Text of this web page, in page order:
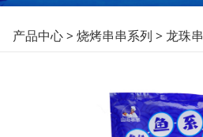
龙珠串
产品中心>烧烤串串系列 >龙珠串